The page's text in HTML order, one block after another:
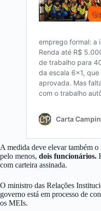
A medida deve elevar também
pelo menos, dois funcionários.
com carteira assinada.
O ministro das Relações
governo está em processo de
os MEIs.